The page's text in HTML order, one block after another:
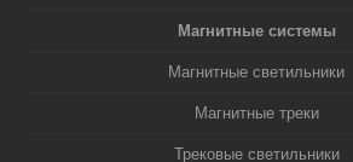
Магнитные системы
Магнитные светильники
Магнитные треки
Трековые светильники